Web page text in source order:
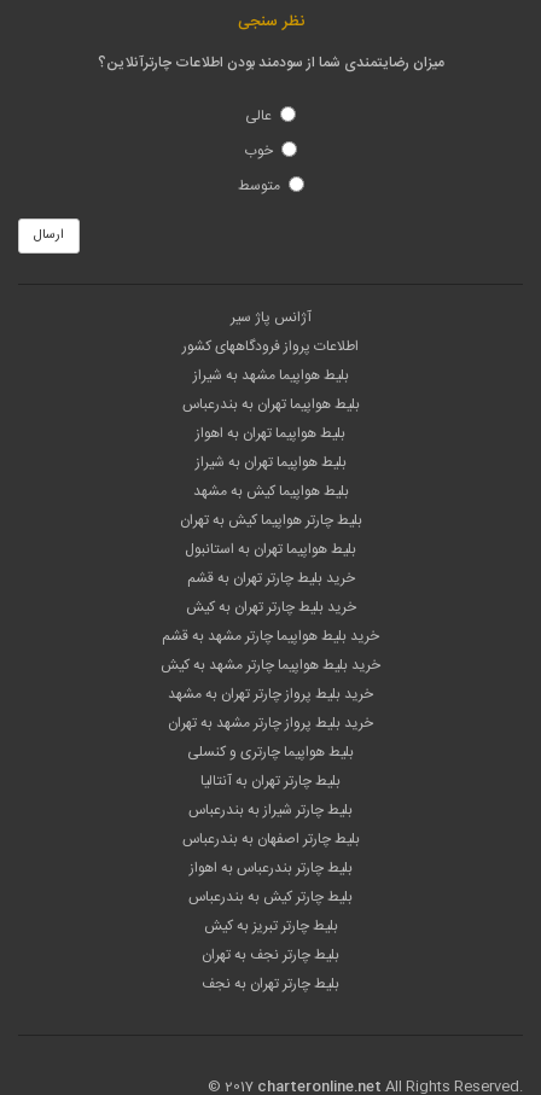
نظر سنجی
میزان رضایتمندی شما از سودمند بودن اطلاعات چارترآنلاین؟
عالی
خوب
متوسط
ارسال
آژانس پاژ سیر
اطلاعات پرواز فرودگاههای کشور
بلیط هواپیما مشهد به شیراز
بلیط هواپیما تهران به بندرعباس
بلیط هواپیما تهران به اهواز
بلیط هواپیما تهران به شیراز
بلیط هواپیما کیش به مشهد
بلیط چارتر هواپیما کیش به تهران
بلیط هواپیما تهران به استانبول
خرید بلیط چارتر تهران به قشم
خرید بلیط چارتر تهران به کیش
خرید بلیط هواپیما چارتر مشهد به قشم
خرید بلیط هواپیما چارتر مشهد به کیش
خرید بلیط پرواز چارتر تهران به مشهد
خرید بلیط پرواز چارتر مشهد به تهران
بلیط هواپیما چارتری و کنسلی
بلیط چارتر تهران به آنتالیا
بلیط چارتر شیراز به بندرعباس
بلیط چارتر اصفهان به بندرعباس
بلیط چارتر بندرعباس به اهواز
بلیط چارتر کیش به بندرعباس
بلیط چارتر تبریز به کیش
بلیط چارتر نجف به تهران
بلیط چارتر تهران به نجف
© 2017 charteronline.net All Rights Reserved.